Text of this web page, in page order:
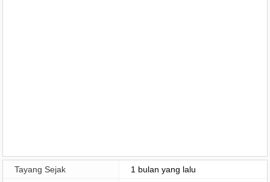
Tayang Sejak
1 bulan yang lalu